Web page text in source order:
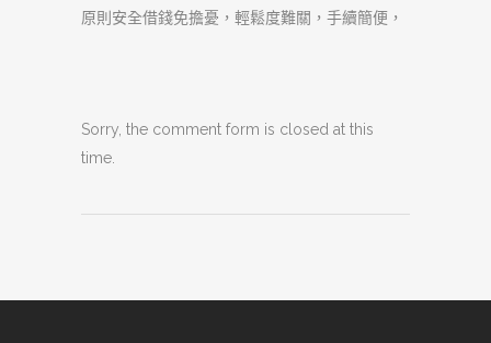
原則安全借錢免擔憂，輕鬆度難關，手續簡便，
Sorry, the comment form is closed at this
time.